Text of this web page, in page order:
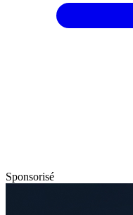
Sponsorisé